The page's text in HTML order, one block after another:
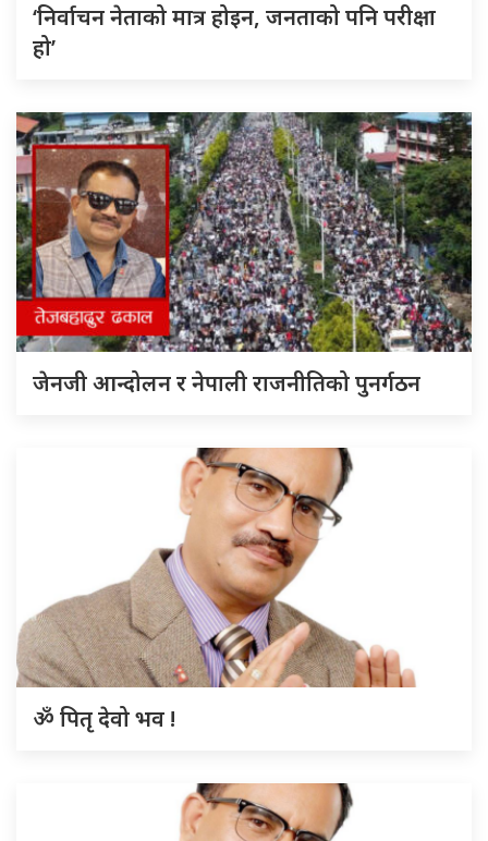
‘निर्वाचन नेताको मात्र होइन, जनताको पनि परीक्षा
हो’
जेनजी आन्दोलन र नेपाली राजनीतिको पुनर्गठन
ॐ पितृ देवो भव !